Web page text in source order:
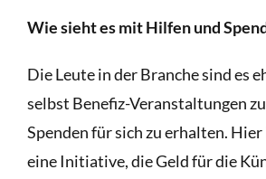
Wie sieht es mit Hilfen und
Die Leute in der Branche sind es
selbst Benefiz-Veranstaltungen
Spenden für sich zu erhalten.
eine Initiative, die Geld für die